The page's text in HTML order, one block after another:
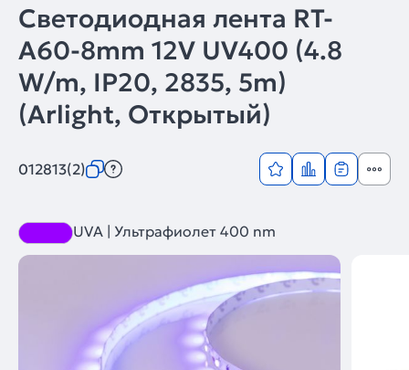
Светодиодная лента RT-
A60-8mm 12V UV400 (4.8
W/m, IP20, 2835, 5m)
(Arlight, Открытый)
012813(2)
UVA | Ультрафиолет 400 nm